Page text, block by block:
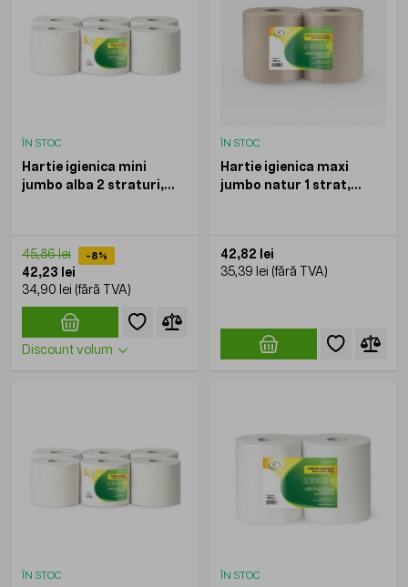
ÎN STOC
Hartie igienica mini
jumbo alba 2 straturi,
45,86 lei -8%
42,23 lei
34,90 lei
Discount volum
ÎN STOC
Hartie igienica maxi
jumbo natur 1 strat,
42,82 lei
35,39 lei
ÎN STOC ÎN STOC